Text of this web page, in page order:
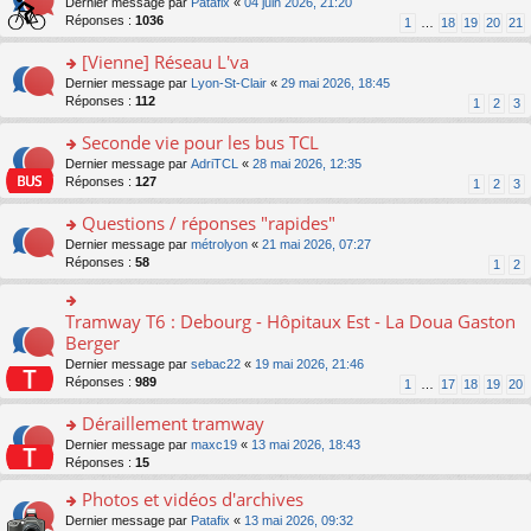
nt
s
ré
e
nt
n
lu
le
pl
u
s
ré
e
nt
e
n
o
n
lu
le
pl
u
s
ré
c
nt
e
s
s
a
g
e
n
lu
le
pl
u
s
ré
nt
n
s
ult
er
le
m
e
s
s
a
g
n
o
n
lu
le
u
s
ré
nt
Réponses : 1036 1 18 19 20 21
o
n
s
ult
er
le
m
e
s
s
a
g
e
n
o
n
lu
le
pl
u
s
ré
c
nt
[Vienne] Réseau L'va
Dernier message par Lyon-St-Clair « 29 mai 2026, 18:45
Réponses : 112 1 2 3
o
n
s
ult
er
le
m
e
s
a
g
e
n
lu
le
pl
u
s
Seconde vie pour les bus TCL
Dernier message par AdriTCL « 28 mai 2026, 12:35
Réponses : 127 1 2 3
o
n
s
ult
er
le
m
e
s
s
a
g
e
n
o
n
Questions / réponses "rapides"
Dernier message par métrolyon « 21 mai 2026, 07:27
Réponses : 58 1 2
o
n
ult
er
le
m
e
s
s
a
g
Tramway T6 : Debourg - Hôpitaux Est - La Doua Gaston
Berger
Dernier message par sebac22 « 19 mai 2026, 21:46
Réponses : 989 1 17 18 19 20
o
n
s
ult
er
Déraillement tramway
Dernier message par maxc19 « 13 mai 2026, 18:43
Réponses : 15
o
Photos et vidéos d'archives
Dernier message par Patafix « 13 mai 2026, 09:32